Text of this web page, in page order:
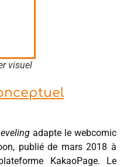
visuel
adapte le webcomic
publié de mars 2018 à
KakaoPage. Le